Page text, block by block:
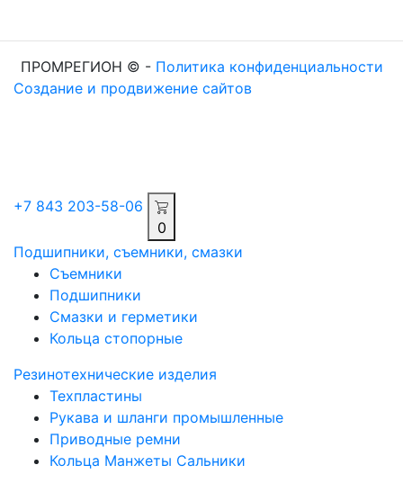
ПРОМРЕГИОН © - Политика конфиденциальности
Создание и продвижение сайтов
+7 843 203-58-06
0
Подшипники, съемники, смазки
Съемники
Подшипники
Смазки и герметики
Кольца стопорные
Резинотехнические изделия
Техпластины
Рукава и шланги промышленные
Приводные ремни
Кольца Манжеты Сальники